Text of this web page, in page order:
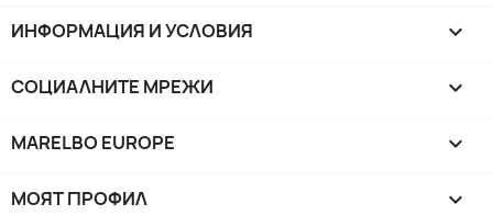
ИНФОРМАЦИЯ И УСЛОВИЯ 
СОЦИАЛНИТЕ МРЕЖИ 
MARELBO EUROPE 
МОЯТ ПРОФИЛ 